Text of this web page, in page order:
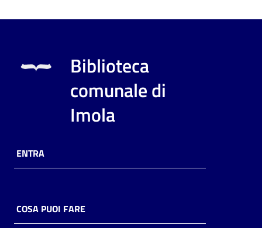
puoi
Risorse
online
Biblioteca
comunale di
Imola
ENTRA
COSA PUOI FARE